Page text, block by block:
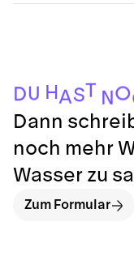
DU H AST N O
Dann
noch mehr
Wasser zu
Zum Formular